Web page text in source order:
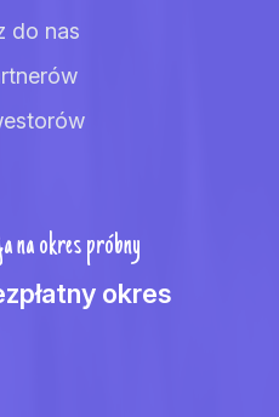
do nas
na okres próbny
okres